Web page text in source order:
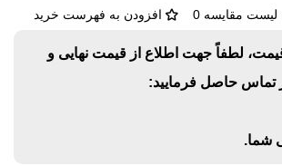
لیست مقایسه 0 افزودن به فهرست خرید
لطفاً جهت اطلاع از قیمت نهایی و
تماس حاصل فرمایید:
شما.